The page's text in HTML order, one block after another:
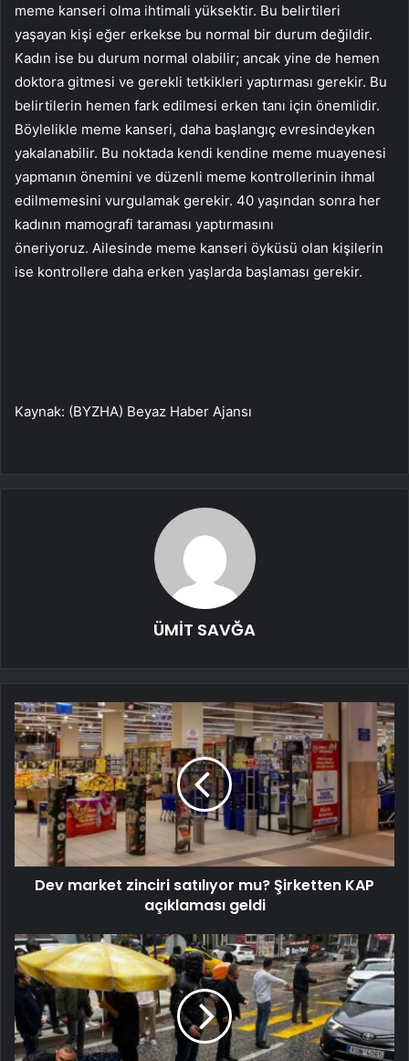
meme kanseri olma ihtimali yüksektir. Bu belirtileri
yaşayan kişi eğer erkekse bu normal bir durum değildir.
Kadın ise bu durum normal olabilir; ancak yine de hemen
doktora gitmesi ve gerekli tetkikleri yaptırması gerekir. Bu
belirtilerin hemen fark edilmesi erken tanı için önemlidir.
Böylelikle meme kanseri, daha başlangıç evresindeyken
yakalanabilir. Bu noktada kendi kendine meme muayenesi
yapmanın önemini ve düzenli meme kontrollerinin ihmal
edilmemesini vurgulamak gerekir. 40 yaşından sonra her
kadının mamografi taraması yaptırmasını
öneriyoruz. Ailesinde meme kanseri öyküsü olan kişilerin
ise kontrollere daha erken yaşlarda başlaması gerekir.
Kaynak: (BYZHA) Beyaz Haber Ajansı
ÜMİT SAVĞA
Dev market zinciri satılıyor mu? Şirketten KAP
açıklaması geldi